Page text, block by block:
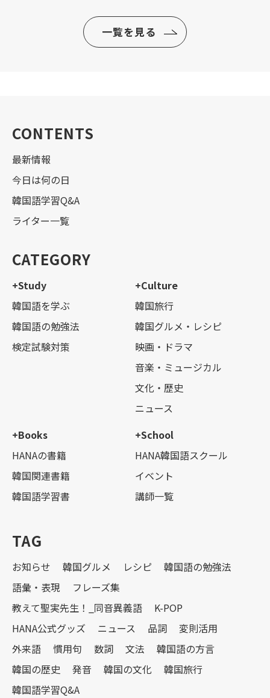
一覧を見る
CONTENTS
最新情報
今日は何の日
韓国語学習Q&A
ライター一覧
CATEGORY
+Study
韓国語を学ぶ
韓国語の勉強法
検定試験対策
+Culture
韓国旅行
韓国グルメ・レシピ
映画・ドラマ
音楽・ミュージカル
文化・歴史
ニュース
+Books
HANAの書籍
韓国関連書籍
韓国語学習書
+School
HANA韓国語スクール
イベント
講師一覧
TAG
お知らせ 韓国グルメ レシピ
韓国語の勉強法
語彙・表現
フレーズ集
教えて聖実先生！_同音異義語
K-POP
HANA公式グッズ
ニュース 品詞
変則活用
外来語
慣用句 数詞 文法
韓国語の方言
韓国の歴史
発音 韓国の文化
韓国旅行
韓国語学習Q&A